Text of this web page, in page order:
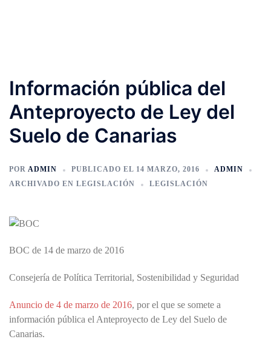
Información pública del
Anteproyecto de Ley del
Suelo de Canarias
POR ADMIN PUBLICADO EL 14 MARZO, 2016
ADMIN
ARCHIVADO EN LEGISLACIÓN LEGISLACIÓN
BOC de 14 de marzo de 2016
Consejería de Política Territorial, Sostenibilidad y Seguridad
Anuncio de 4 de marzo de 2016, por el que se somete a
información pública el Anteproyecto de Ley del Suelo de
Canarias.